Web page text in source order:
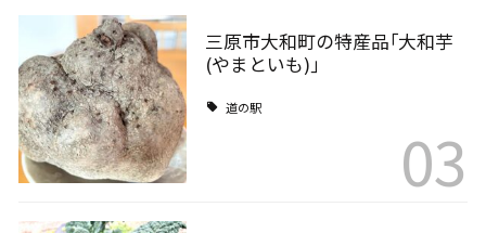
三原市大和町の特産品｢大和芋
(やまといも)｣
道の駅
03